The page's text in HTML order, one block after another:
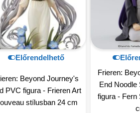
Előrendelhető
Beyond Journey's
PVC figura - Frieren Art
stílusban 24 cm
Frieren:
End Noodle
figura - Fern